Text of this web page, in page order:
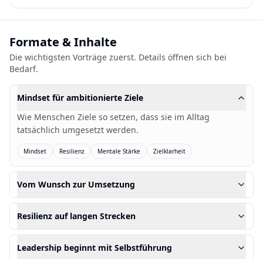
Formate & Inhalte
Die wichtigsten Vorträge zuerst. Details öffnen sich bei
Bedarf.
Mindset für ambitionierte Ziele
Wie Menschen Ziele so setzen, dass sie im Alltag
tatsächlich umgesetzt werden.
Mindset Resilienz Mentale Stärke Zielklarheit
Vom Wunsch zur Umsetzung
Resilienz auf langen Strecken
Leadership beginnt mit Selbstführung